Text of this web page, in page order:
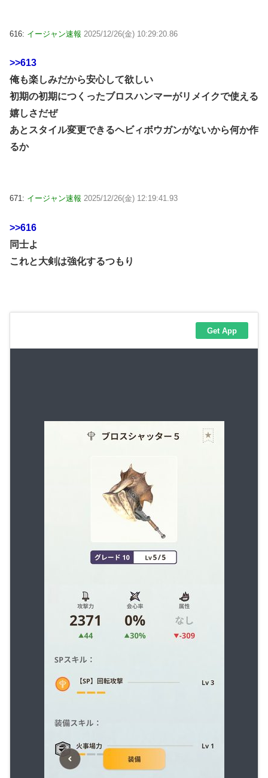
616: イージャン速報 2025/12/26(金) 10:29:20.86
>>613
俺も楽しみだから安心して欲しい
初期の初期につくったブロスハンマーがリメイクで使える
嬉しさだぜ
あとスタイル変更できるヘビィボウガンがないから何か作
るか
671: イージャン速報 2025/12/26(金) 12:19:41.93
>>616
同士よ
これと大剣は強化するつもり